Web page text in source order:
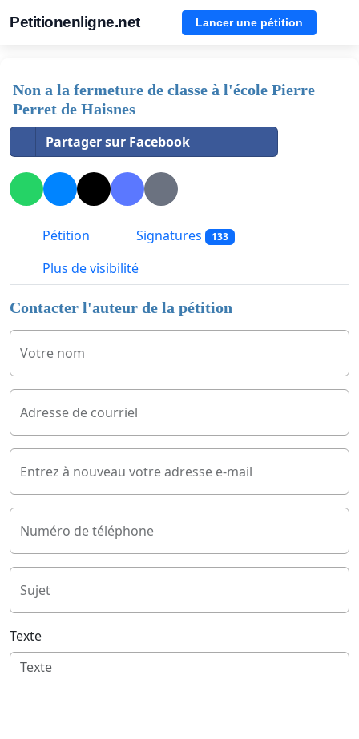
Petitionenligne.net Lancer une pétition
Non a la fermeture de classe à l'école Pierre
Perret de Haisnes
Partager sur Facebook
Pétition Signatures 133
Plus de visibilité
Contacter l'auteur de la pétition
Votre nom
Adresse de courriel
Entrez à nouveau votre adresse e-mail
Numéro de téléphone
Sujet
Texte